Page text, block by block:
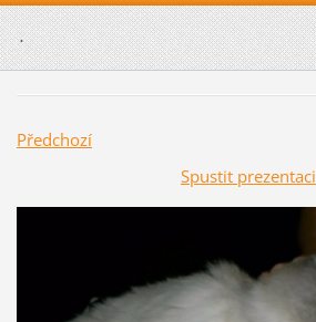
.
Předchozí
Spustit prezentaci